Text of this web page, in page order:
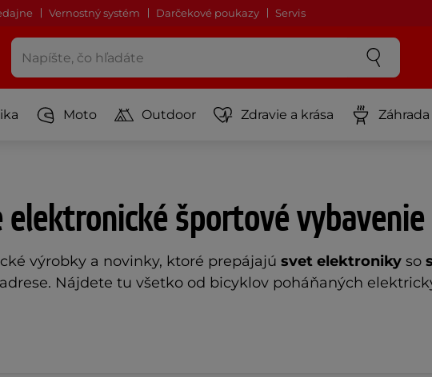
Vernostný systém Darčekové poukazy Servis
Moto Outdoor Zdravie a krása Záhrada
športové vybavenie
výrobky a novinky, ktoré prepájajú svet elektroniky so
Nájdete tu všetko od bicyklov poháňaných